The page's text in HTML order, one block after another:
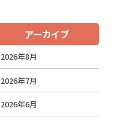
アーカイブ
2026年8月
2026年7月
2026年6月